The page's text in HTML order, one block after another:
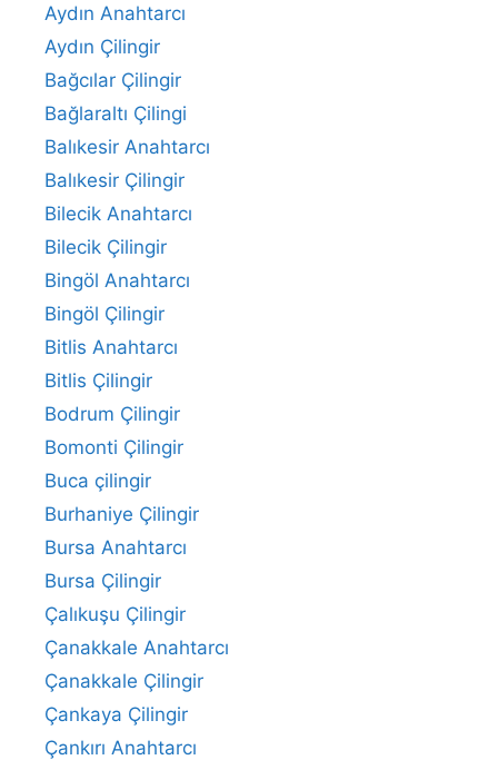
Aydın Anahtarcı
Aydın Çilingir
Bağcılar Çilingir
Bağlaraltı Çilingi
Balıkesir Anahtarcı
Balıkesir Çilingir
Bilecik Anahtarcı
Bilecik Çilingir
Bingöl Anahtarcı
Bingöl Çilingir
Bitlis Anahtarcı
Bitlis Çilingir
Bodrum Çilingir
Bomonti Çilingir
Buca çilingir
Burhaniye Çilingir
Bursa Anahtarcı
Bursa Çilingir
Çalıkuşu Çilingir
Çanakkale Anahtarcı
Çanakkale Çilingir
Çankaya Çilingir
Çankırı Anahtarcı